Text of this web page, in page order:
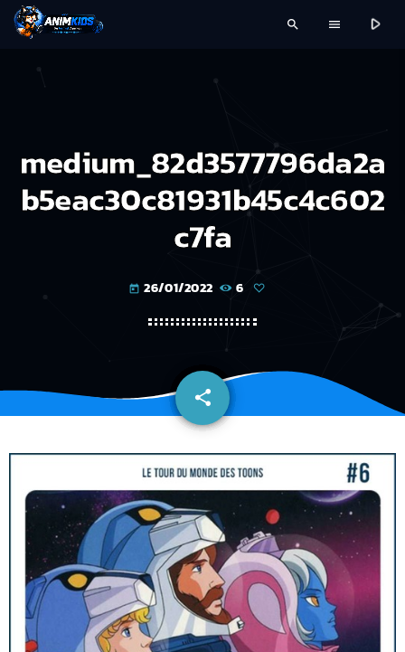
search menu play_arrow
medium_82d3577796da2a
b5eac30c81931b45c4c602
c7fa
today 26/01/2022 6
share
email